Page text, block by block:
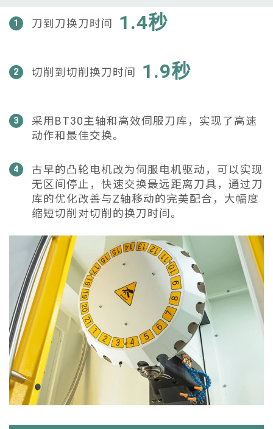
1 刀到刀换刀时间 1.4秒
2 切削到切削换刀时间 1.9秒
3
采用BT30主轴和高效伺服刀库，实现了高速
动作和最佳交换。
4
古早的凸轮电机改为伺服电机驱动，可以实现
无区间停止，快速交换最远距离刀具，通过刀
库的优化改善与Z轴移动的完美配合，大幅度
缩短切削对切削的换刀时间。